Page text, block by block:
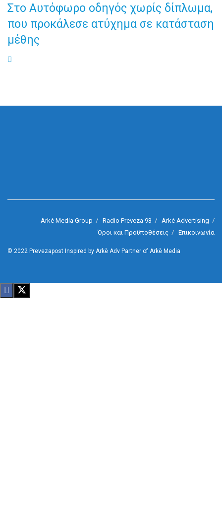
Στο Αυτόφωρο οδηγός χωρίς δίπλωμα,
που προκάλεσε ατύχημα σε κατάσταση
μέθης
Arkè Media Group Radio Preveza 93
Arkè Advertising
Όροι και Προϋποθέσεις
Επικοινωνία
© 2022 Prevezapost Inspired by Arkè Adv Partner of Arkè Media